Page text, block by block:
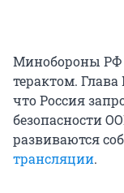
Минобороны РФ
терактом.
что Россия
безопасности
развиваются
трансляции.